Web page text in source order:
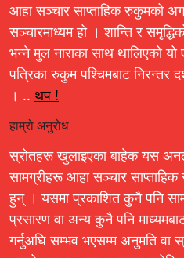
आहा सञ्चार साप्ताहिक रुकुमको
सञ्चारमाध्यम हो । शान्ति र
भन्ने मुल नाराका साथ थालिएको
पत्रिका रुकुम पश्चिमबाट निरन्तर
। .. थप !
हाम्रो अनुरोध
स्रोतहरू खुलाइएका बाहेक यस
सामग्रीहरू आहा सञ्चार
हुन् । यसमा प्रकाशित कुनै पनि
प्रसारण वा अन्य कुनै पनि
गर्नुअघि सम्भव भएसम्म अनुमति वा